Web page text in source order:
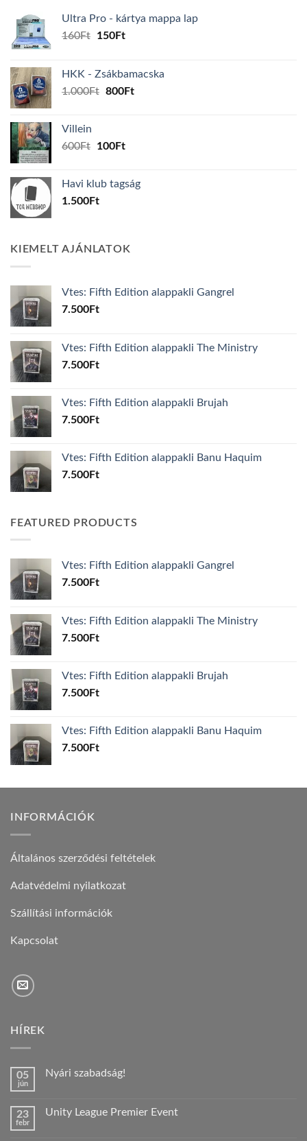
Ultra Pro - kártya mappa lap
160Ft
Original
160Ft.
150FtCurrent
150Ft.
HKK - Zsákbamacska
1.000Ft Original
800FtCurrent
Villein
600Ft
Original
600Ft.
100FtCurrent
100Ft.
Havi klub tagság
1.500Ft
KIEMELT AJÁNLATOK
Vtes: Fifth Edition alappakli Gangrel
7.500Ft
Vtes: Fifth Edition alappakli The Ministry
7.500Ft
Vtes: Fifth Edition alappakli Brujah
7.500Ft
Vtes: Fifth Edition alappakli Banu Haquim
7.500Ft
FEATURED PRODUCTS
Vtes: Fifth Edition alappakli Gangrel
7.500Ft
Vtes: Fifth Edition alappakli The Ministry
7.500Ft
Vtes: Fifth Edition alappakli Brujah
7.500Ft
Vtes: Fifth Edition alappakli Banu Haquim
7.500Ft
INFORMÁCIÓK
Általános szerződési feltételek
Adatvédelmi nyilatkozat
Szállítási információk
Kapcsolat
HÍREK
05
jún
Nyári szabadság!
Nyári
23
febr
Unity League Premier Event